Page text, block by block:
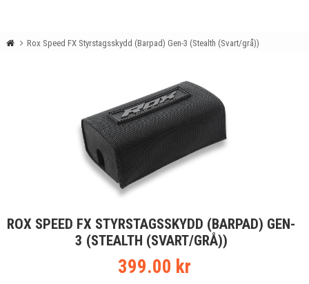
Rox Speed FX Styrstagsskydd (Barpad) Gen-3 (Stealth (Svart/grå))
ROX SPEED FX STYRSTAGSSKYDD (BARPAD) GEN-
3 (STEALTH (SVART/GRÅ))
399.00 kr